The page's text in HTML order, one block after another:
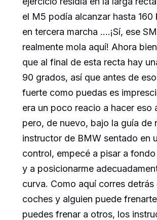
el M5 podía alcanzar hasta 160
en tercera marcha ….¡Sí, ese
realmente mola aquí! Ahora
que al final de esta recta hay
90 grados, así que antes de
fuerte como puedas es
era un poco reacio a hacer eso
pero, de nuevo, bajo la guía de
instructor de BMW sentado en
control, empecé a pisar a
y a posicionarme
curva. Como aquí corres
coches y alguien puede
puedes frenar a otros, los